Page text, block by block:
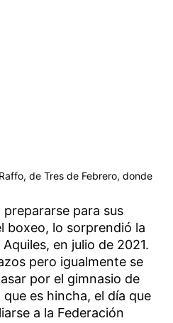
de Tres de Febrero, donde
para sus
boxeo, lo sorprendió la
en julio de 2021.
pero igualmente se
por el gimnasio de
que es hincha, el día que
a la Federación